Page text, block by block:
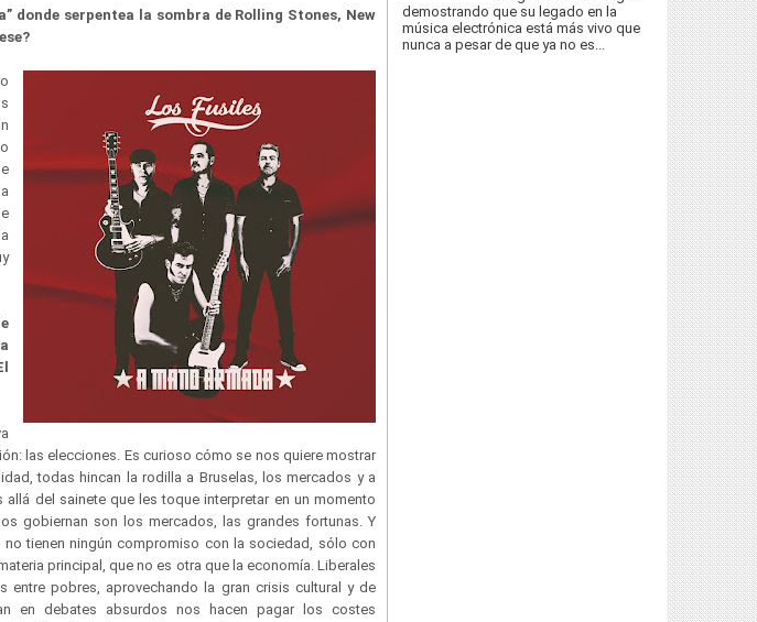
donde serpentea la sombra de Rolling Stones, New
las elecciones. Es curioso cómo se nos quiere mostrar
todas hincan la rodilla a Bruselas, los mercados y a
del sainete que les toque interpretar en un momento
gobiernan son los mercados, las grandes fortunas. Y
tienen ningún compromiso con la sociedad, sólo con
principal, que no es otra que la economía. Liberales
pobres, aprovechando la gran crisis cultural y de
en debates absurdos nos hacen pagar los costes
demostrando que su legado en la
música electrónica está más vivo que
nunca a pesar de que ya no es...